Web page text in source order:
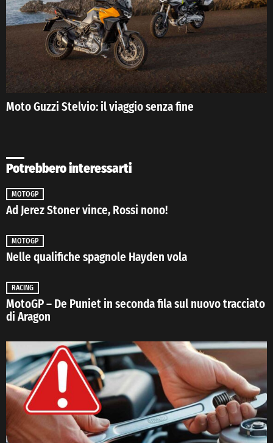
Moto Guzzi Stelvio: il viaggio senza fine
Potrebbero interessarti
MOTOGP
Ad Jerez Stoner vince, Rossi nono!
MOTOGP
Nelle qualifiche spagnole Hayden vola
RACING
MotoGP – De Puniet in seconda fila sul nuovo tracciato
di Aragon